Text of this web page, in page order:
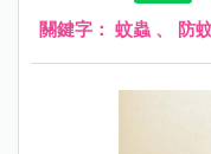
關鍵字： 蚊蟲 、 防